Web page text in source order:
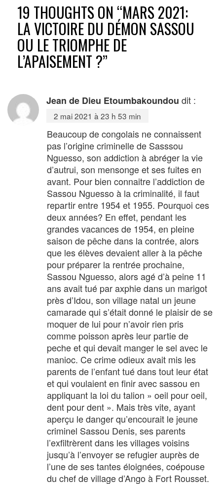
19 THOUGHTS ON “MARS 2021:
LA VICTOIRE DU DÉMON SASSOU
OU LE TRIOMPHE DE
L’APAISEMENT ?”
Jean de Dieu Etoumbakoundou dit :
2 mai 2021 à 23 h 53 min
Beaucoup de congolais ne connaissent
pas l’origine criminelle de Sasssou
Nguesso, son addiction à abréger la vie
d’autrui, son mensonge et ses fuites en
avant. Pour bien connaitre l’addiction de
Sassou Nguesso à la criminalité, il faut
repartir entre 1954 et 1955. Pourquoi ces
deux années? En effet, pendant les
grandes vacances de 1954, en pleine
saison de pêche dans la contrée, alors
que les élèves devaient aller à la pêche
pour préparer la rentrée prochaine,
Sassou Nguesso, alors agé d’à peine 11
ans avait tué par axphie dans un marigot
près d’Idou, son village natal un jeune
camarade qui s’était donné le plaisir de se
moquer de lui pour n’avoir rien pris
comme poisson après leur partie de
peche et qui devait manger le sel avec le
manioc. Ce crime odieux avait mis les
parents de l’enfant tué dans tout leur état
et qui voulaient en finir avec sassou en
appliquant la loi du talion » oeil pour oeil,
dent pour dent ». Mais très vite, ayant
aperçu le danger qu’encourait le jeune
criminel Sassou Denis, ses parents
l’exfiltrèrent dans les villages voisins
jusqu’à l’envoyer se refugier auprès de
l’une de ses tantes éloignées, coépouse
du chef de village d’Ango à Fort Rousset.